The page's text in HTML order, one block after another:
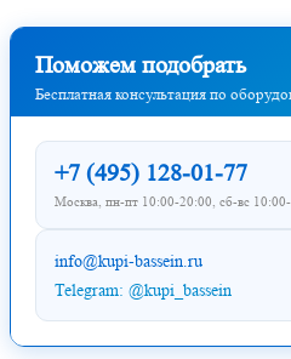
Поможем подобрать
Бесплатная консультация по
+7 (495) 128-01-77
Москва, пн-пт 10:00-20:00, сб-вс
info@kupi-bassein.ru
Telegram: @kupi_bassein